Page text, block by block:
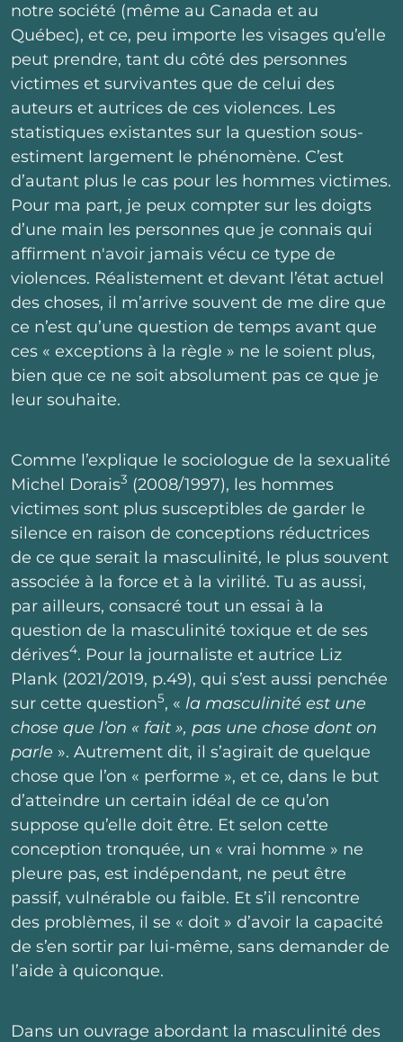
notre société (même au Canada et au
Québec), et ce, peu importe les visages qu’elle
peut prendre, tant du côté des personnes
victimes et survivantes que de celui des
auteurs et autrices de ces violences. Les
statistiques existantes sur la question sous-
estiment largement le phénomène. C’est
d’autant plus le cas pour les hommes victimes.
Pour ma part, je peux compter sur les doigts
d’une main les personnes que je connais qui
affirment n'avoir jamais vécu ce type de
violences. Réalistement et devant l’état actuel
des choses, il m’arrive souvent de me dire que
ce n’est qu’une question de temps avant que
ces « exceptions à la règle » ne le soient plus,
bien que ce ne soit absolument pas ce que je
leur souhaite.
Comme l’explique le sociologue de la sexualité
Michel Dorais3 (2008/1997), les hommes
victimes sont plus susceptibles de garder le
silence en raison de conceptions réductrices
de ce que serait la masculinité, le plus souvent
associée à la force et à la virilité. Tu as aussi,
par ailleurs, consacré tout un essai à la
question de la masculinité toxique et de ses
dérives4. Pour la journaliste et autrice Liz
Plank (2021/2019, p.49), qui s’est aussi penchée
sur cette question5, « la masculinité est une
chose que l’on « fait », pas une chose dont on
parle ». Autrement dit, il s’agirait de quelque
chose que l’on « performe », et ce, dans le but
d’atteindre un certain idéal de ce qu’on
suppose qu’elle doit être. Et selon cette
conception tronquée, un « vrai homme » ne
pleure pas, est indépendant, ne peut être
passif, vulnérable ou faible. Et s’il rencontre
des problèmes, il se « doit » d’avoir la capacité
de s’en sortir par lui-même, sans demander de
l’aide à quiconque.
Dans un ouvrage abordant la masculinité des